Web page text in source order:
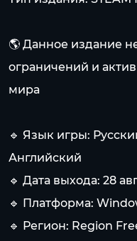
🌎 Данное издание
ограничений и
мира
🔹 Язык игры:
Английский
🔹 Дата выхода: 28
🔹 Платформа:
🔹 Регион: Region